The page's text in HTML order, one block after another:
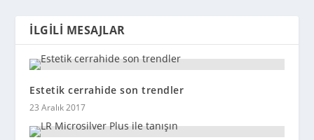
İLGILI MESAJLAR
Estetik cerrahide son trendler
23 Aralık 2017